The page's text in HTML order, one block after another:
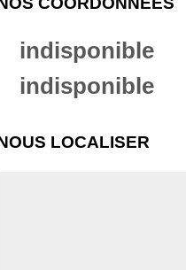
indisponible
indisponible
LOCALISER